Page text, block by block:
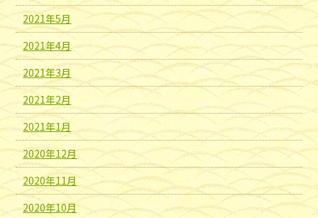
2021年5月
2021年4月
2021年3月
2021年2月
2021年1月
2020年12月
2020年11月
2020年10月